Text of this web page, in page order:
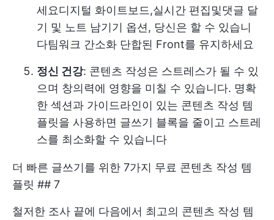
세요디지털 화이트보드 ,실시간 편집 및댓글 달
기 및 노트 남기기 옵션, 당신은 할 수 있습니
다팀워크 간소화 단합된 Front를 유지하세요
정신 건강: 콘텐츠 작성은 스트레스가 될 수 있
으며 창의력에 영향을 미칠 수 있습니다. 명확
한 섹션과 가이드라인이 있는 콘텐츠 작성 템
플릿을 사용하면 글쓰기 블록을 줄이고 스트레
스를 최소화할 수 있습니다
더 빠른 글쓰기를 위한 7가지 무료 콘텐츠 작성 템
플릿 ## 7
철저한 조사 끝에 다음에서 최고의 콘텐츠 작성 템